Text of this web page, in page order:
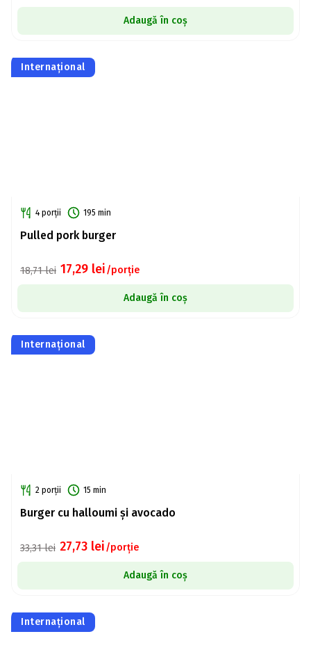
Adaugă în coș
Internațional
4 porții 195 min
Pulled pork burger
18,71lei 17,29 lei/porție
Adaugă în coș
Internațional
2 porții 15 min
Burger cu halloumi și avocado
33,31lei 27,73 lei/porție
Adaugă în coș
Internațional